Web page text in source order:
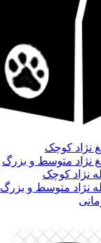
نژاد کوچک
نژاد متوسط و بزرگ
نژاد کوچک
نژاد متوسط و بزرگ